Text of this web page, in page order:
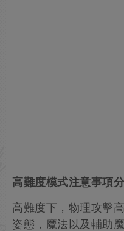
高難度模式注意事項
高難度下，物理攻擊
姿態，魔法以及輔助